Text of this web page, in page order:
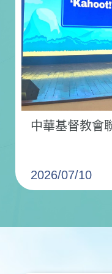
中華基督教會
2026/07/10